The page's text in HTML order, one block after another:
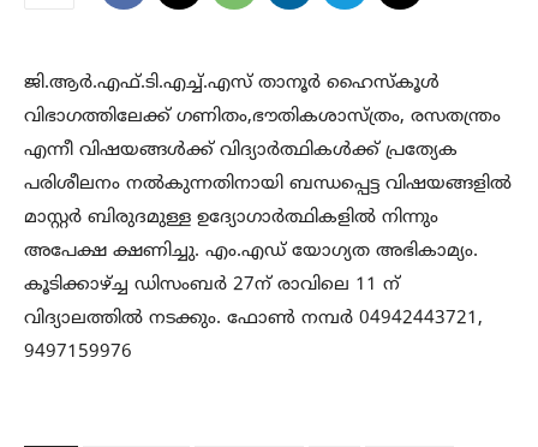
ജി.ആര്‍.എഫ്.ടി.എച്ച്.എസ് താനൂര്‍ ഹൈസ്‌കൂള്‍
വിഭാഗത്തിലേക്ക് ഗണിതം,ഭൗതികശാസ്ത്രം, രസതന്ത്രം
എന്നീ വിഷയങ്ങള്‍ക്ക് വിദ്യാര്‍ത്ഥികള്‍ക്ക് പ്രത്യേക
പരിശീലനം നല്‍കുന്നതിനായി ബന്ധപ്പെട്ട വിഷയങ്ങളില്‍
മാസ്റ്റര്‍ ബിരുദമുള്ള ഉദ്യോഗാര്‍ത്ഥികളില്‍ നിന്നും
അപേക്ഷ ക്ഷണിച്ചു. എം.എഡ് യോഗ്യത അഭികാമ്യം.
കൂടിക്കാഴ്ച്ച ഡിസംബര്‍ 27ന് രാവിലെ 11 ന്
വിദ്യാലത്തില്‍ നടക്കും. ഫോണ്‍ നമ്പര്‍ 04942443721,
9497159976